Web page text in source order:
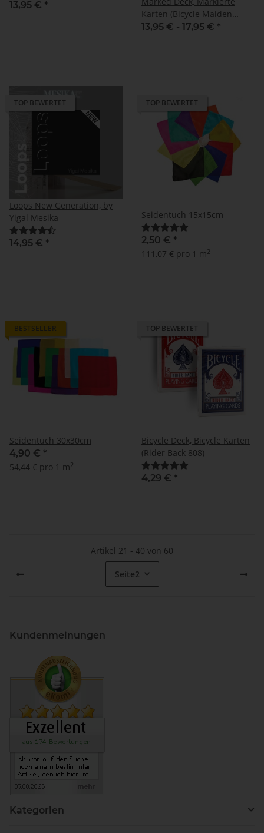
13,95 € *
Karten (Bicycle Maiden
Back)
13,95 € - 17,95 € *
TOP BEWERTET
Loops New Generation, by
Yigal Mesika
14,95 € *
TOP BEWERTET
Seidentuch 15x15cm
2,50 € *
111,07 € pro 1 m2
BESTSELLER
Seidentuch 30x30cm
4,90 € *
54,44 € pro 1 m2
TOP BEWERTET
Bicycle Deck, Bicycle Karten
(Rider Back 808)
4,29 € *
Artikel 21 - 40 von 60
Seite2
Kundenmeinungen
Kategorien